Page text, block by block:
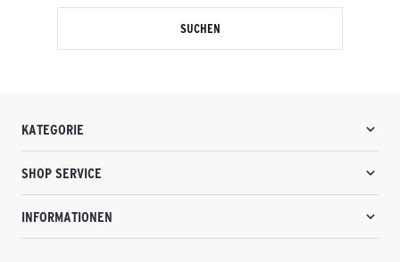
SUCHEN
KATEGORIE
SHOP SERVICE
INFORMATIONEN